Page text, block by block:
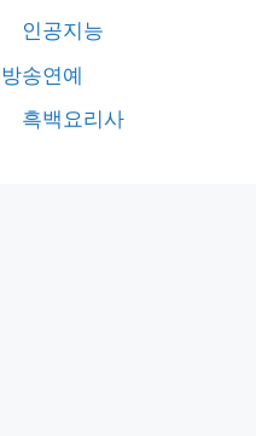
인공지능
방송연예
흑백요리사